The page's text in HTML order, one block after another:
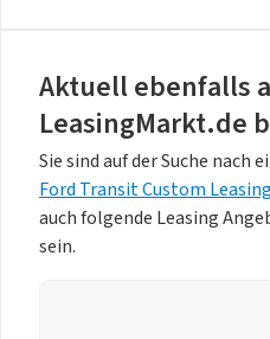
Aktuell ebenfalls
LeasingMarkt.de
Sie sind auf der Suche nach
Ford Transit Custom
auch folgende Leasing
sein.